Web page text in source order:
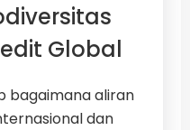
Global
bagaimana aliran
dan